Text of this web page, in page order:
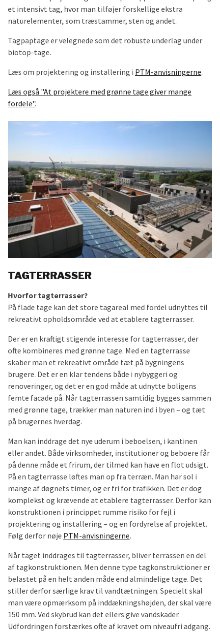
et intensivt tag, hvor man tilføjer forskellige ekstra
naturelementer, som træstammer, sten og andet.
Tagpaptage er velegnede som det robuste underlag under
biotop-tage.
Læs om projektering og installering i PTM-anvisningerne.
Læs også "At projektere med grønne tage giver mange
fordele".
TAGTERRASSER
Hvorfor tagterrasser?
På flade tage kan det store tagareal med fordel udnyttes til
rekreativt opholdsområde ved at etablere tagterrasser.
Der er en kraftigt stigende interesse for tagterrasser, der
ofte kombineres med grønne tage. Med en tagterrasse
skaber man et rekreativt område tæt på bygningens
brugere. Det er en klar tendens både i nybyggeri og
renoveringer, og det er en god måde at udnytte boligens
femte facade på. Når tagterrassen samtidig bygges sammen
med grønne tage, trækker man naturen ind i byen – og tæt
på brugernes hverdag.
Man kan inddrage det nye uderum i beboelsen, i kantinen
eller andet. Både virksomheder, institutioner og beboere får
på denne måde et frirum, der tilmed kan have en flot udsigt.
På en tagterrasse løftes man op fra terræn. Man har sol i
mange af døgnets timer, og er fri for trafikken. Det er dog
komplekst og krævende at etablere tagterrasser. Derfor kan
konstruktionen i princippet rumme risiko for fejl i
projektering og installering – og en fordyrelse af projektet.
Følg derfor nøje PTM-anvisningerne.
Når taget inddrages til tagterrasser, bliver terrassen en del
af tagkonstruktionen. Men denne type tagkonstruktioner er
belastet på en helt anden måde end almindelige tage. Det
stiller derfor særlige krav til vandtætningen. Specielt skal
man være opmærksom på inddækningshøjden, der skal være
150 mm. Ved skybrud kan det ellers give vandskader.
Udfordringen forstærkes ofte af kravet om niveaufri adgang.